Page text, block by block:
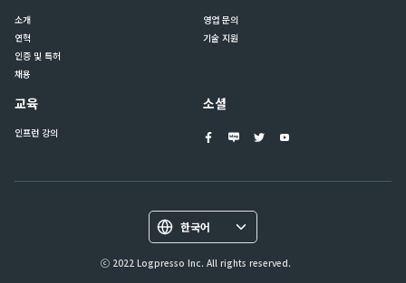
소개
연혁
인증 및 특허
채용
영업 문의
기술 지원
교육
인프런 강의
소셜
한국어
ⓒ 2022 Logpresso Inc. All rights reserved.